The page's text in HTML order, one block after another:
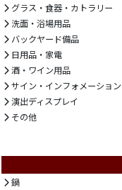
グラス・食器・カトラリー
洗面・浴場用品
バックヤード備品
日用品・家電
酒・ワイン用品
サイン・インフォメーション
演出ディスプレイ
その他
鍋